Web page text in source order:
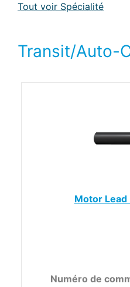
Tout voir Spécialité
Transit/Auto-
Motor
Numéro de